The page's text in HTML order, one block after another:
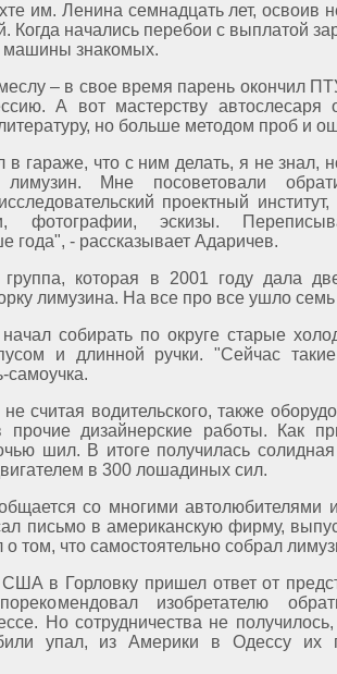
им. Ленина семнадцать лет, освоив
Когда начались перебои с выплатой
машины знакомых.
– в свое время парень окончил
А вот мастерству автослесаря
но больше методом проб и
в гараже, что с ним делать, я не знал,
Мне посоветовали
проектный
фотографии, эскизы.
года", - рассказывает Адаричев.
которая в 2001 году дала
лимузина. На все про все ушло семь
собирать по округе старые
и длинной ручки. "Сейчас
самоучка.
считая водительского, также
дизайнерские работы. Как
шил. В итоге получилась
в 300 лошадиных сил.
со многими автолюбителями
письмо в американскую фирму,
том, что самостоятельно собрал
в Горловку пришел ответ от
изобретателю
Но сотрудничества не получилось,
упал, из Америки в Одессу их